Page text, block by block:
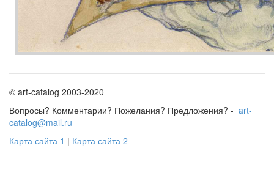
© art-catalog 2003-2020
Вопросы? Комментарии? Пожелания? Предложения? - art-
catalog@mail.ru
Карта сайта 1 | Карта сайта 2